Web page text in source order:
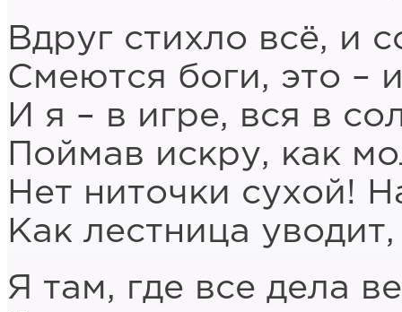
Вдруг стихло всё, и
Смеются боги, это –
И я – в игре, вся в
Поймав искру, как
Нет ниточки сухой!
Как лестница
Я там, где все дела